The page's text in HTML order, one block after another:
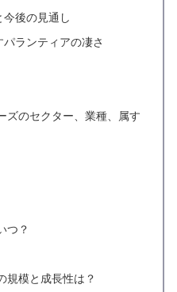
後の見通し
ランティアの凄さ
ズのセクター、業種、属す
つ？
規模と成長性は？